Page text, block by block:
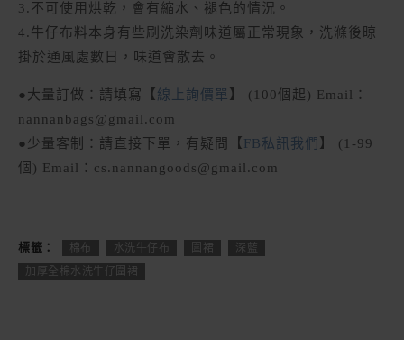
3.不可使用烘乾，會有縮水、褪色的情況。
4.牛仔布料本身有些刷洗染劑味道屬正常現象，洗滌後晾
掛於通風處數日，味道會散去。
●大量訂做：請填寫【 線上詢價單 】 (100個起) Email：
nannanbags@gmail.com
●少量客制：請直接下單，有疑問【 FB私訊我們 】 (1-99
個) Email：cs.nannangoods@gmail.com
標籤： 棉布 水洗牛仔布 圍裙
深藍
加厚全棉水洗牛仔圍裙